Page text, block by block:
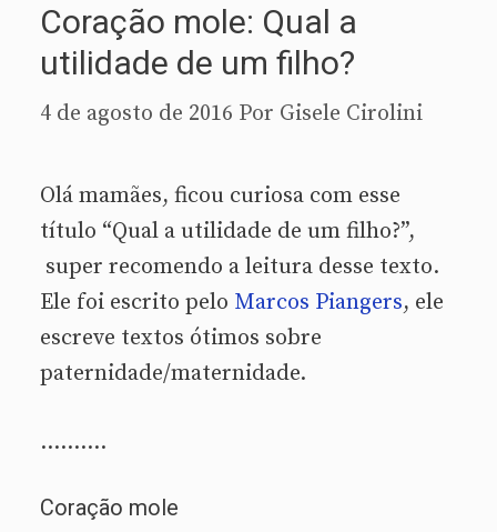
Coração mole: Qual a
utilidade de um filho?
4 de agosto de 2016 Por Gisele Cirolini
Olá mamães, ficou curiosa com esse
título “Qual a utilidade de um filho?”,
super recomendo a leitura desse texto.
Ele foi escrito pelo Marcos Piangers, ele
escreve textos ótimos sobre
paternidade/maternidade.
……….
Coração mole